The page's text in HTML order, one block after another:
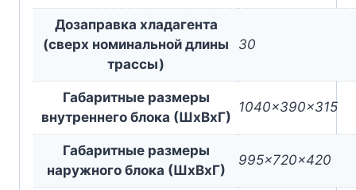
Дозаправка хладагента
(сверх номинальной длины
трассы)
30
Габаритные размеры
внутреннего блока (ШxВxГ)
1040x390x315
Габаритные размеры
наружного блока (ШxВxГ)
995x720x420